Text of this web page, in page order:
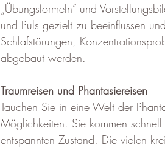
„Übungsformeln“ und
und Puls gezielt zu beeinflussen
Schlafstörungen,
abgebaut werden.
Traumreisen und Phantasiereisen
Tauchen Sie in eine Welt der
Möglichkeiten. Sie kommen
entspannten Zustand. Die vielen